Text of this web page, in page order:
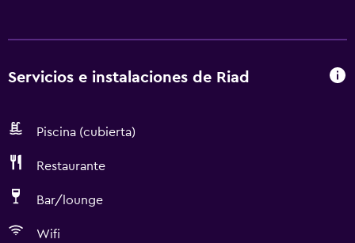
Servicios e instalaciones de Riad
Piscina (cubierta)
Restaurante
Bar/lounge
Wifi